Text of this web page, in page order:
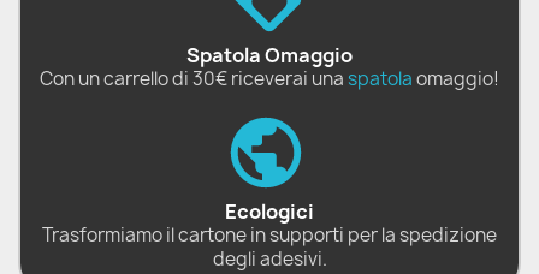
Spatola Omaggio
Con un carrello di 30€ riceverai una spatolaomaggio!
Ecologici
Trasformiamo il cartone in supporti per la spedizione
degli adesivi.